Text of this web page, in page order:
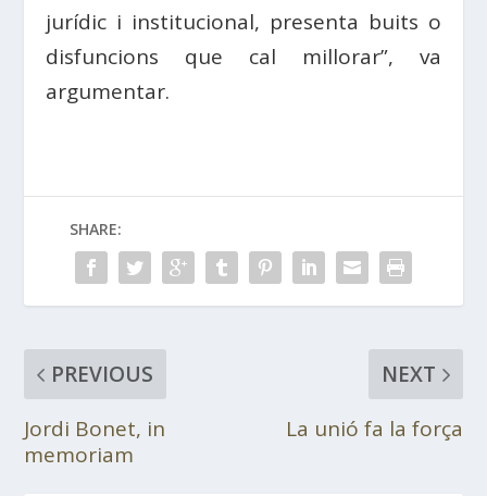
jurídic i institucional, presenta buits o
disfuncions que cal millorar”, va
argumentar.
SHARE:
PREVIOUS
Jordi Bonet, in
memoriam
NEXT
La unió fa la força